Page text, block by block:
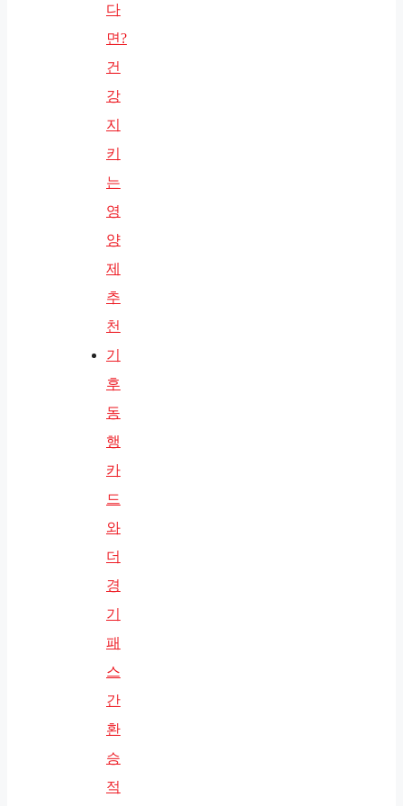
다
면?
건
강
지
키
는
영
양
제
추
천
기
후
동
행
카
드
와
더
경
기
패
스
간
환
승
적